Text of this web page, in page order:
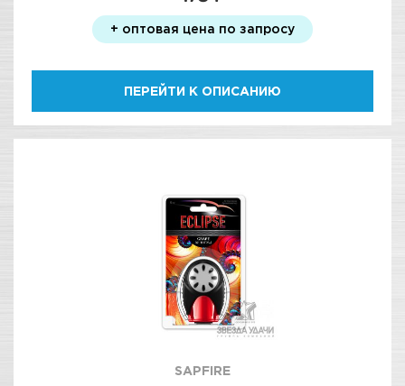
+ оптовая цена по запросу
ПЕРЕЙТИ К ОПИСАНИЮ
SAPFIRE